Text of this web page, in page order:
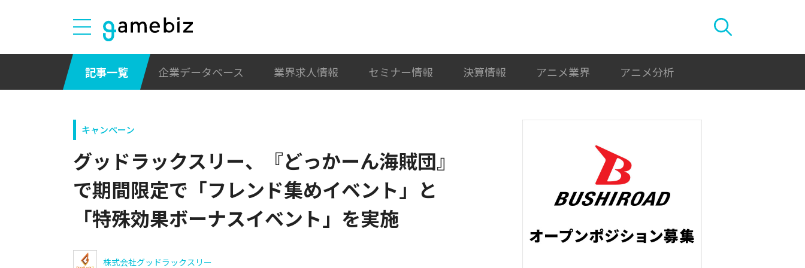
記事一覧 企業データベース 業界求人情報 セミナー情報 決算情報 アニメ業界 アニメ分析
キャンペーン
グッドラックスリー、『どっかーん海賊団』
で期間限定で「フレンド集めイベント」と
「特殊効果ボーナスイベント」を実施
株式会社グッドラックスリー